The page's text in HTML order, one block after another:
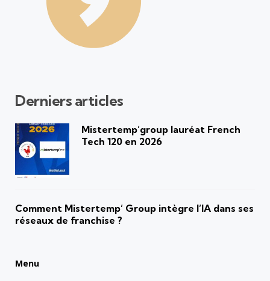
Derniers articles
Mistertemp’group lauréat French
Tech 120 en 2026
Comment Mistertemp’ Group intègre l’IA dans ses
réseaux de franchise ?
Menu